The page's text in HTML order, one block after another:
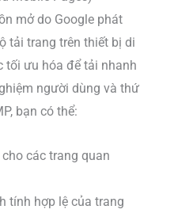
mở do Google phát
tải trang trên thiết bị di
tối ưu hóa để tải nhanh
người dùng và thứ
bạn có thể:
các trang quan
tính hợp lệ của trang